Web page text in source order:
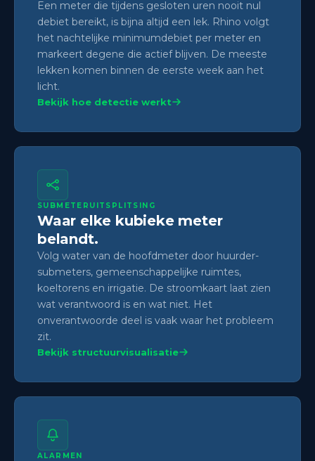
Een meter die tijdens gesloten uren nooit nul
debiet bereikt, is bijna altijd een lek. Rhino volgt
het nachtelijke minimumdebiet per meter en
markeert degene die actief blijven. De meeste
lekken komen binnen de eerste week aan het
licht.
Bekijk hoe detectie werkt
SUBMETERUITSPLITSING
Waar elke kubieke meter
belandt.
Volg water van de hoofdmeter door huurder-
submeters, gemeenschappelijke ruimtes,
koeltorens en irrigatie. De stroomkaart laat zien
wat verantwoord is en wat niet. Het
onverantwoorde deel is vaak waar het probleem
zit.
Bekijk structuurvisualisatie
ALARMEN